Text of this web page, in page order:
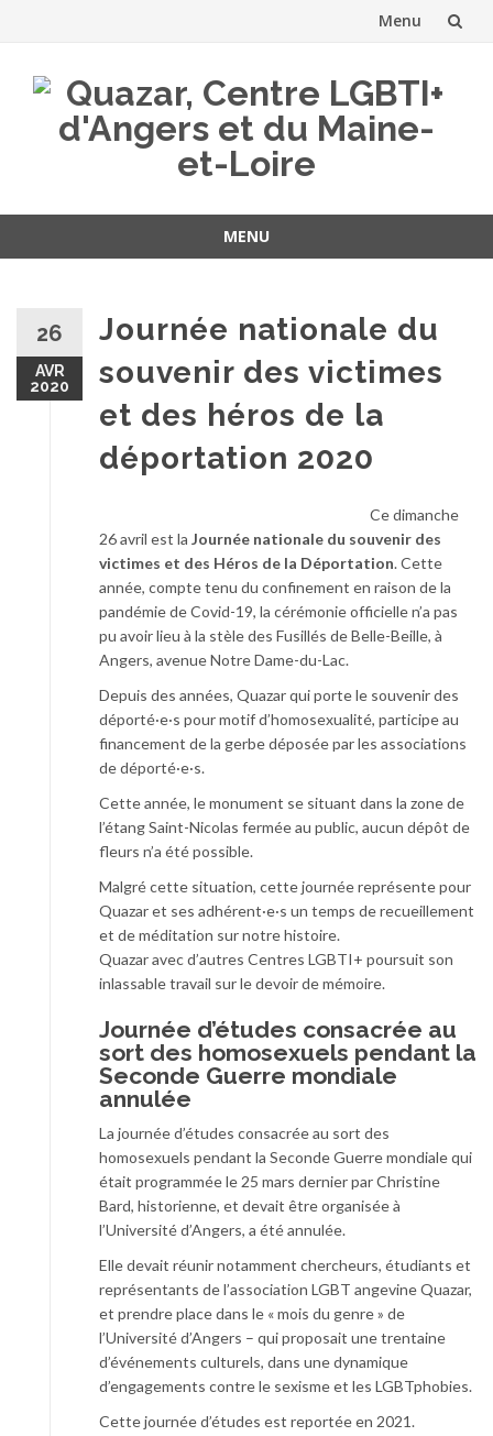
Menu
contenu
MENU
26
AVR
2020
Journée nationale du
souvenir des victimes
et des héros de la
déportation 2020
Ce dimanche
26 avril est la Journée nationale du souvenir des
victimes et des Héros de la Déportation. Cette
année, compte tenu du confinement en raison de la
pandémie de Covid-19, la cérémonie officielle n’a pas
pu avoir lieu à la stèle des Fusillés de Belle-Beille, à
Angers, avenue Notre Dame-du-Lac.
Depuis des années, Quazar qui porte le souvenir des
déporté·e·s pour motif d’homosexualité, participe au
financement de la gerbe déposée par les associations
de déporté·e·s.
Cette année, le monument se situant dans la zone de
l’étang Saint-Nicolas fermée au public, aucun dépôt de
fleurs n’a été possible.
Malgré cette situation, cette journée représente pour
Quazar et ses adhérent·e·s un temps de recueillement
et de méditation sur notre histoire.
Quazar avec d’autres Centres LGBTI+ poursuit son
inlassable travail sur le devoir de mémoire.
Journée d’études consacrée au
sort des homosexuels pendant la
Seconde Guerre mondiale
annulée
La journée d’études consacrée au sort des
homosexuels pendant la Seconde Guerre mondiale qui
était programmée le 25 mars dernier par Christine
Bard, historienne, et devait être organisée à
l’Université d’Angers, a été annulée.
Elle devait réunir notamment chercheurs, étudiants et
représentants de l’association LGBT angevine Quazar,
et prendre place dans le « mois du genre » de
l’Université d’Angers – qui proposait une trentaine
d’événements culturels, dans une dynamique
d’engagements contre le sexisme et les LGBTphobies.
Cette journée d’études est reportée en 2021.